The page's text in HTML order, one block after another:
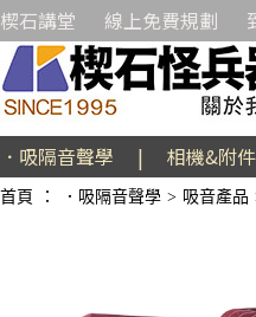
楔石講堂 線上免費規劃
．吸隔音聲學 | 相機&附件
首頁 ： ．吸隔音聲學 > 吸音產品